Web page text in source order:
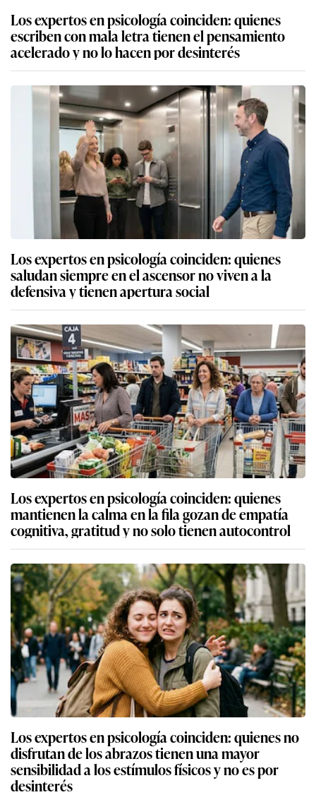
Los expertos en psicología coinciden: quienes
escriben con mala letra tienen el pensamiento
acelerado y no lo hacen por desinterés
Los expertos en psicología coinciden: quienes
saludan siempre en el ascensor no viven a la
defensiva y tienen apertura social
Los expertos en psicología coinciden: quienes
mantienen la calma en la fila gozan de empatía
cognitiva, gratitud y no solo tienen autocontrol
Los expertos en psicología coinciden: quienes no
disfrutan de los abrazos tienen una mayor
sensibilidad a los estímulos físicos y no es por
desinterés